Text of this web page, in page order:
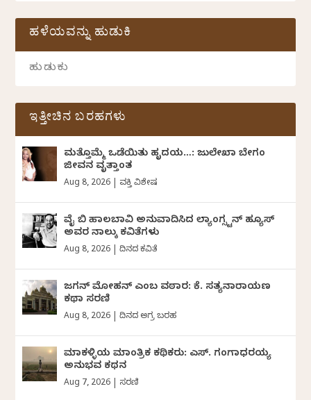
ಹಳೆಯವನ್ನು ಹುಡುಕಿ
ಇತ್ತೀಚಿನ ಬರಹಗಳು
ಮತ್ತೊಮ್ಮೆ ಒಡೆಯಿತು ಹೃದಯ…: ಜುಲೇಖಾ ಬೇಗಂ
ಜೀವನ ವೃತ್ತಾಂತ
Aug 8, 2026 ವ್ಯಕ್ತಿ ವಿಶೇಷ
ವೈ ಬಿ ಹಾಲಬಾವಿ ಅನುವಾದಿಸಿದ ಲ್ಯಾಂಗ್ಸ್ಟನ್ ಹ್ಯೂಸ್
ಅವರ ನಾಲ್ಕು ಕವಿತೆಗಳು
Aug 8, 2026 |ದಿನದ ಕವಿತೆ
ಜಗನ್‌ ಮೋಹನ್‌ ಎಂಬ ವಠಾರ: ಕೆ. ಸತ್ಯನಾರಾಯಣ
ಕಥಾ ಸರಣಿ
Aug 8, 2026 |ದಿನದ ಅಗ್ರ ಬರಹ
ಮಾಕಳ್ಳಿಯ ಮಾಂತ್ರಿಕ ಕಥಿಕರು: ಎಸ್. ಗಂಗಾಧರಯ್ಯ
ಅನುಭವ ಕಥನ
Aug 7, 2026 ಸರಣಿ